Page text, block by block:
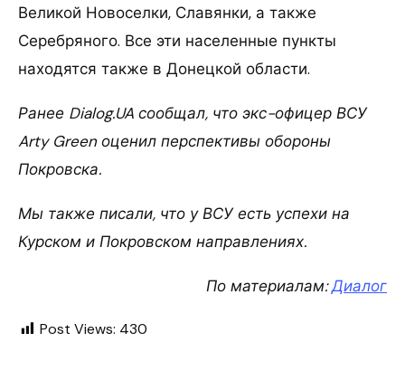
Великой Новоселки, Славянки, а также
Серебряного. Все эти населенные пункты
находятся также в Донецкой области.
Ранее Dialog.UA сообщал, что экс-офицер ВСУ
Arty Green оценил перспективы обороны
Покровска.
Мы также писали, что у ВСУ есть успехи на
Курском и Покровском направлениях.
По материалам:Диалог
Post Views: 430